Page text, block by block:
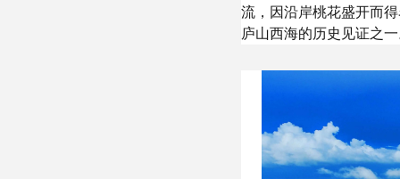
流，因沿岸桃花盛开而
庐山西海的历史见证之